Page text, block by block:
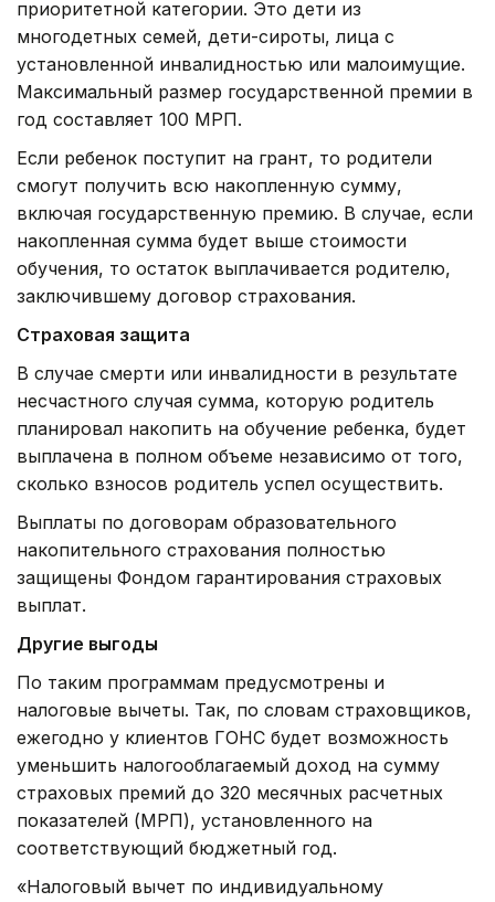
приоритетной категории. Это дети из
многодетных семей, дети-сироты, лица с
установленной инвалидностью или малоимущие.
Максимальный размер государственной премии в
год составляет 100 МРП.
Если ребенок поступит на грант, то родители
смогут получить всю накопленную сумму,
включая государственную премию. В случае, если
накопленная сумма будет выше стоимости
обучения, то остаток выплачивается родителю,
заключившему договор страхования.
Страховая защита
В случае смерти или инвалидности в результате
несчастного случая сумма, которую родитель
планировал накопить на обучение ребенка, будет
выплачена в полном объеме независимо от того,
сколько взносов родитель успел осуществить.
Выплаты по договорам образовательного
накопительного страхования полностью
защищены Фондом гарантирования страховых
выплат.
Другие выгоды
По таким программам предусмотрены и
налоговые вычеты. Так, по словам страховщиков,
ежегодно у клиентов ГОНС будет возможность
уменьшить налогооблагаемый доход на сумму
страховых премий до 320 месячных расчетных
показателей (МРП), установленного на
соответствующий бюджетный год.
«Налоговый вычет по индивидуальному